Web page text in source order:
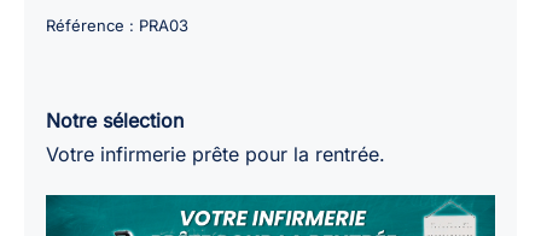
Pack
secourisme
/
adulte/enfant
Référence : PRA03
Notre sélection
Votre infirmerie prête pour la rentrée.